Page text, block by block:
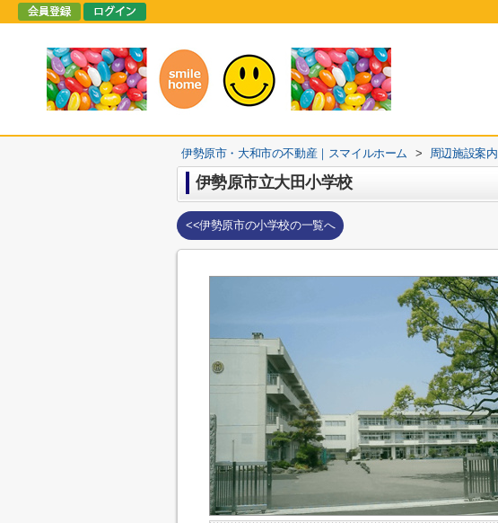
伊勢原市・大和市の不動産｜スマイルホーム > 周辺施設案内
伊勢原市立大田小学校
<<伊勢原市の小学校の一覧へ